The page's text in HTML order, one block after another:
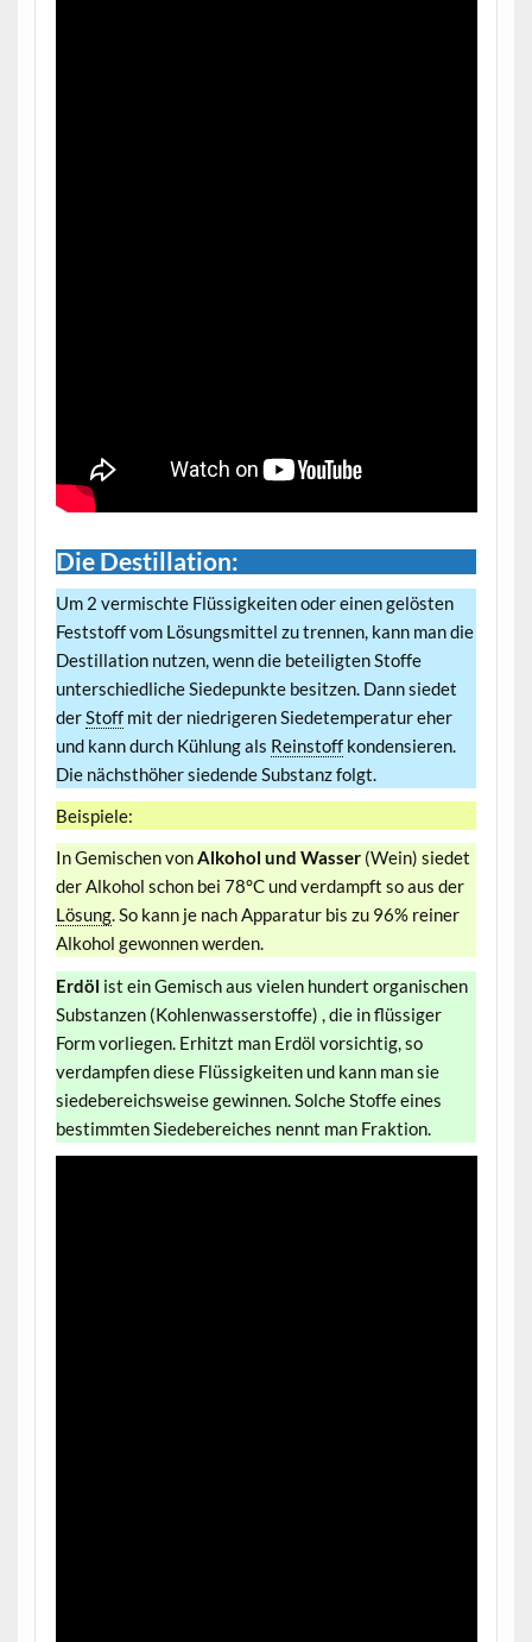
Die Destillation:
Um 2 vermischte Flüssigkeiten oder einen gelösten
Feststoff vom Lösungsmittel zu trennen, kann man die
Destillation nutzen, wenn die beteiligten Stoffe
unterschiedliche Siedepunkte besitzen. Dann siedet
der Stoffmit der niedrigeren Siedetemperatur eher
und kann durch Kühlung als Reinstoffkondensieren.
Die nächsthöher siedende Substanz folgt.
Beispiele:
In Gemischen vonAlkohol und Wasser (Wein) siedet
der Alkohol schon bei 78°C und verdampft so aus der
Lösung. So kann je nach Apparatur bis zu 96% reiner
Alkohol gewonnen werden.
Erdöl ist ein Gemisch aus vielen hundert organischen
Substanzen (Kohlenwasserstoffe) , die in flüssiger
Form vorliegen. Erhitzt man Erdöl vorsichtig, so
verdampfen diese Flüssigkeiten und kann man sie
siedebereichsweise gewinnen. Solche Stoffe eines
bestimmten Siedebereiches nennt man Fraktion.